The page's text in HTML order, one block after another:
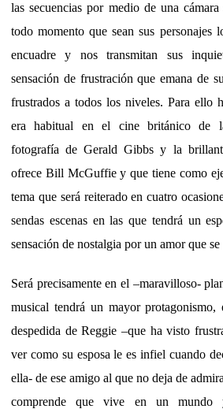
las secuencias por medio de una
todo momento que sean sus personajes
encuadre y nos transmitan sus
sensación de frustración que emana de
frustrados a todos los niveles. Para ello
era habitual en el cine británico de
fotografía de Gerald Gibbs y la
ofrece Bill McGuffie y que tiene como
tema que será reiterado en cuatro
sendas escenas en las que tendrá un
sensación de nostalgia por un amor que se
Será precisamente en el –maravilloso-
musical tendrá un mayor
despedida de Reggie –que ha visto
ver como su esposa le es infiel cuando
ella- de ese amigo al que no deja de
comprende que vive en un mundo